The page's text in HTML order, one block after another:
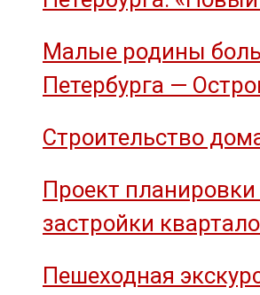
Малые родины
Петербурга —
Строительство
Проект планировки
застройки
Пешеходная